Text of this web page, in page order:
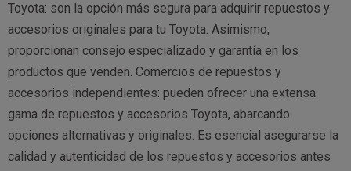
Toyota: son la opción más segura para adquirir repuestos y
accesorios originales para tu Toyota. Asimismo,
proporcionan consejo especializado y garantía en los
productos que venden. Comercios de repuestos y
accesorios independientes: pueden ofrecer una extensa
gama de repuestos y accesorios Toyota, abarcando
opciones alternativas y originales. Es esencial asegurarse la
calidad y autenticidad de los repuestos y accesorios antes